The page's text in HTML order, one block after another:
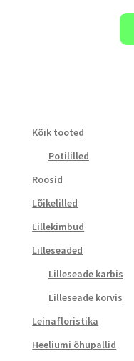
Kõik tooted
Potililled
Roosid
Lõikelilled
Lillekimbud
Lilleseaded
Lilleseade karbis
Lilleseade korvis
Leinafloristika
Heeliumi õhupallid